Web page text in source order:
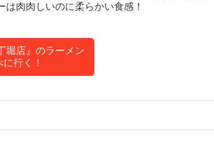
肉肉しいのに柔らかい食感！
堀店』のラーメン
に行く！